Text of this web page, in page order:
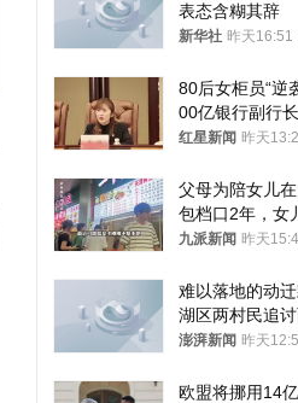
表态含糊其辞
新华社 昨天16:51
80后女柜员“逆
00亿银行副行长
红星新闻 昨天
父母为陪女儿
包档口2年，女
衷是为了陪伴，
九派新闻 昨天
难以落地的动
湖区两村民追讨
迁款八年未果
澎湃新闻 昨天
欧盟将挪用14